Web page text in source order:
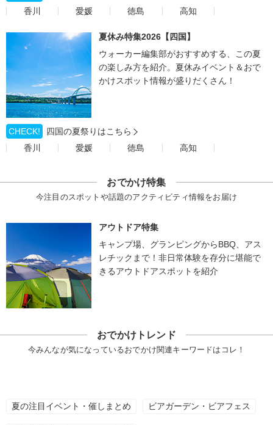
香川
愛媛 徳島 高知
夏休み特集2026【四国】
ウォーカー編集部がおすすめする、この夏
の楽しみ方を紹介。夏休みイベント＆おで
かけスポット情報が盛りだくさん！
CHECK!
四国の夏祭りはこちら
香川
愛媛 徳島 高知
おでかけ特集
今注目のスポットや話題のアクティビティ情報をお届け
アウトドア特集
キャンプ場、グランピングからBBQ、アス
レチックまで！非日常体験を存分に堪能で
きるアウトドアスポットを紹介
おでかけトレンド
今みんなが気になっているおでかけ関連キーワードはコレ！
夏の注目イベント・催しまとめ ビアガーデン・ビアフェス